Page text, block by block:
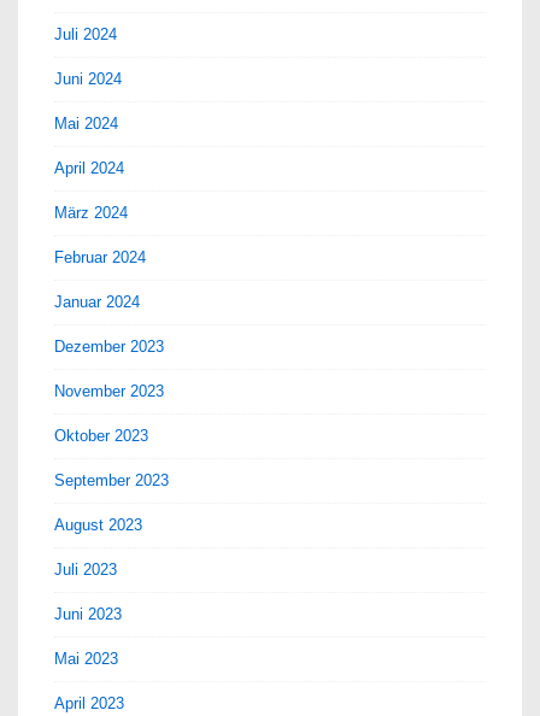
Juli 2024
Juni 2024
Mai 2024
April 2024
März 2024
Februar 2024
Januar 2024
Dezember 2023
November 2023
Oktober 2023
September 2023
August 2023
Juli 2023
Juni 2023
Mai 2023
April 2023